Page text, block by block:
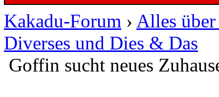
Kakadu-Forum › Alles
Diverses und Dies & Das
Goffin sucht neues